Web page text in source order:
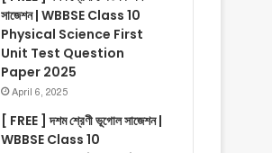
সাজেশন | WBBSE Class 10
Physical Science First
Unit Test Question
Paper 2025
April 6, 2025
[ FREE ] দশম শ্রেণী ভূগোল সাজেশন |
WBBSE Class 10